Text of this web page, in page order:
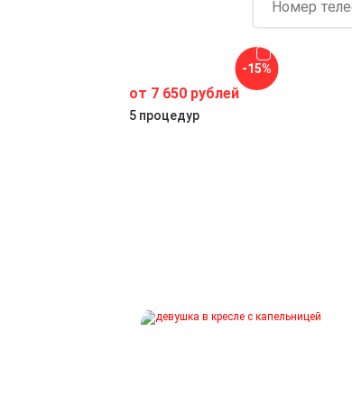
от 7 650 рублей
5 процедур
-15%